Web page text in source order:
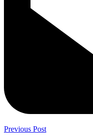
Previous Post